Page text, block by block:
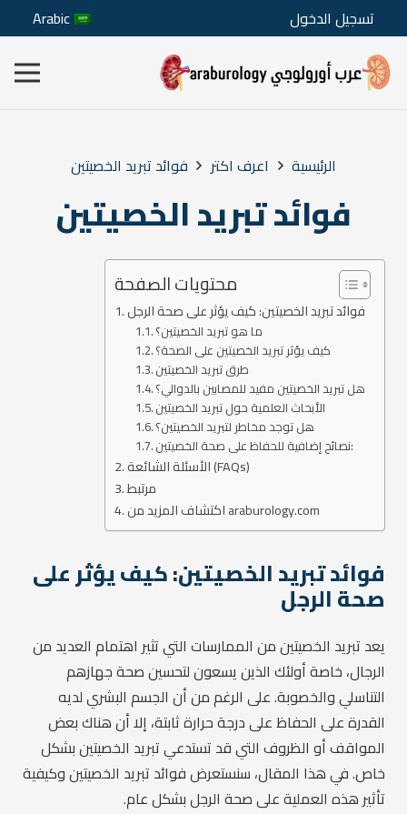
تسجيل الدخول Arabic
الرئيسية اعرف اكتر فوائد تبريد الخصيتين
فوائد تبريد الخصيتين
محتويات الصفحة
فوائد تبريد الخصيتين: كيف يؤثر على صحة الرجل
ما هو تبريد الخصيتين؟
كيف يؤثر تبريد الخصيتين على الصحة؟
طرق تبريد الخصيتين
هل تبريد الخصيتين مفيد للمصابين بالدوالي؟
الأبحاث العلمية حول تبريد الخصيتين
هل توجد مخاطر لتبريد الخصيتين؟
نصائح إضافية للحفاظ على صحة الخصيتين:
الأسئلة الشائعة (FAQs)
مرتبط
اكتشاف المزيد من araburology.com
فوائد تبريد الخصيتين: كيف يؤثر على
صحة الرجل
يعد تبريد الخصيتين من الممارسات التي تثير اهتمام العديد من
الرجال، خاصة أولئك الذين يسعون لتحسين صحة جهازهم
التناسلي والخصوبة. على الرغم من أن الجسم البشري لديه
القدرة على الحفاظ على درجة حرارة ثابتة، إلا أن هناك بعض
المواقف أو الظروف التي قد تستدعي تبريد الخصيتين بشكل
خاص. في هذا المقال، سنستعرض فوائد تبريد الخصيتين وكيفية
تأثير هذه العملية على صحة الرجل بشكل عام.